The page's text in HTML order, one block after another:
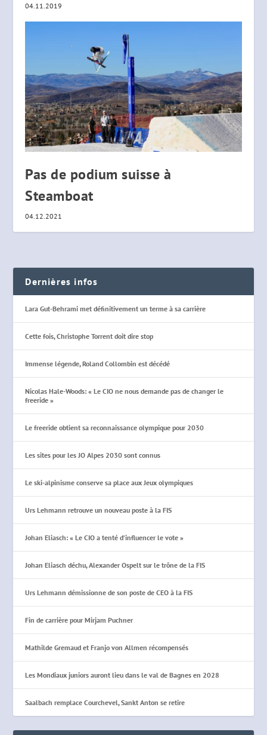
04.11.2019
Pas de podium suisse à
Steamboat
04.12.2021
Dernières infos
Lara Gut-Behrami met définitivement un terme à sa carrière
Cette fois, Christophe Torrent doit dire stop
Immense légende, Roland Collombin est décédé
Nicolas Hale-Woods: « Le CIO ne nous demande pas de changer le
freeride »
Le freeride obtient sa reconnaissance olympique pour 2030
Les sites pour les JO Alpes 2030 sont connus
Le ski-alpinisme conserve sa place aux Jeux olympiques
Urs Lehmann retrouve un nouveau poste à la FIS
Johan Eliasch: « Le CIO a tenté d’influencer le vote »
Johan Eliasch déchu, Alexander Ospelt sur le trône de la FIS
Urs Lehmann démissionne de son poste de CEO à la FIS
Fin de carrière pour Mirjam Puchner
Mathilde Gremaud et Franjo von Allmen récompensés
Les Mondiaux juniors auront lieu dans le val de Bagnes en 2028
Saalbach remplace Courchevel, Sankt Anton se retire